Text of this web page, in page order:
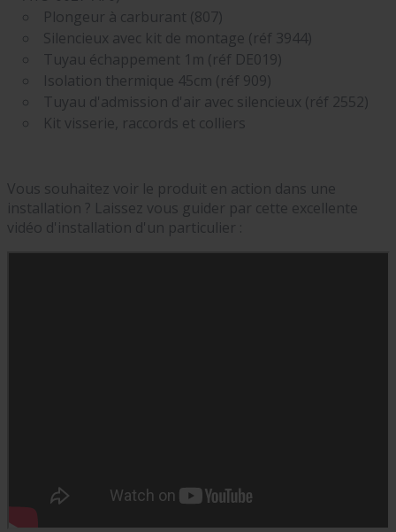
Plongeur à carburant (807)
Silencieux avec kit de montage (réf 3944)
Tuyau échappement 1m (réf DE019)
Isolation thermique 45cm (réf 909)
Tuyau d'admission d'air avec silencieux (réf 2552)
Kit visserie, raccords et colliers
Vous souhaitez voir le produit en action dans une
installation ? Laissez vous guider par cette excellente
vidéo d'installation d'un particulier :